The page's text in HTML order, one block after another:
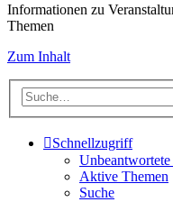
Informationen zu
Themen
Zum Inhalt
Schnellzugriff
Aktive Themen
Suche